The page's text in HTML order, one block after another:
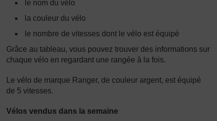
le nom du vélo
la couleur du vélo
le nombre de vitesses dont le vélo est équipé
Grâce au tableau, vous pouvez trouver des informations sur
chaque vélo en regardant une rangée à la fois.
Le vélo de marque Ranger, de couleur argent, est équipé
de 5 vitesses.
Vélos vendus dans la semaine